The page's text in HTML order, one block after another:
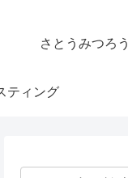
さとうみつろう
ティング